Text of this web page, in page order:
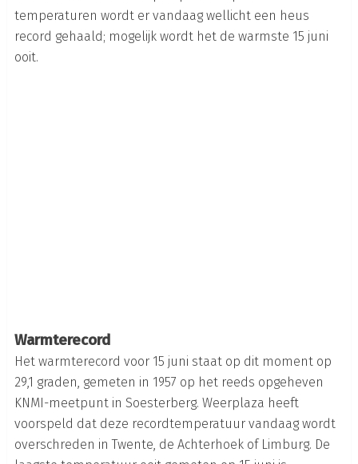
temperaturen wordt er vandaag wellicht een heus
record gehaald; mogelijk wordt het de warmste 15 juni
ooit.
Warmterecord
Het warmterecord voor 15 juni staat op dit moment op
29,1 graden, gemeten in 1957 op het reeds opgeheven
KNMI-meetpunt in Soesterberg. Weerplaza heeft
voorspeld dat deze recordtemperatuur vandaag wordt
overschreden in Twente, de Achterhoek of Limburg. De